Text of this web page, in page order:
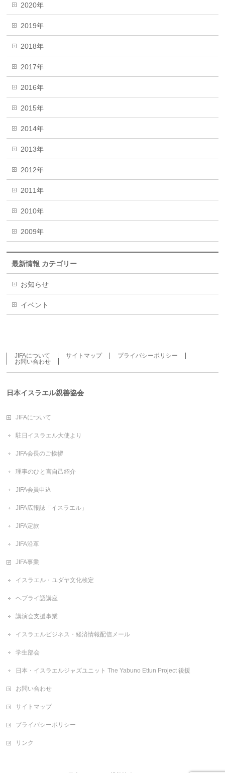
2020年
2019年
2018年
2017年
2016年
2015年
2014年
2013年
2012年
2011年
2010年
2009年
最新情報 カテゴリー
お知らせ
イベント
JIFAについて サイトマップ
プライバシーポリシー
お問い合わせ
日本イスラエル親善協会
JIFAについて
駐日イスラエル大使より
JIFA会長のご挨拶
理事のひと言自己紹介
JIFA会員申込
JIFA広報誌「イスラエル」
JIFA定款
JIFA沿革
JIFA事業
イスラエル・ユダヤ文化検定
ヘブライ語講座
講演会支援事業
イスラエルビジネス・経済情報配信メール
学生部会
日本・イスラエルジャズユニット The Yabuno Ettun Project 後援
お問い合わせ
サイトマップ
プライバシーポリシー
リンク